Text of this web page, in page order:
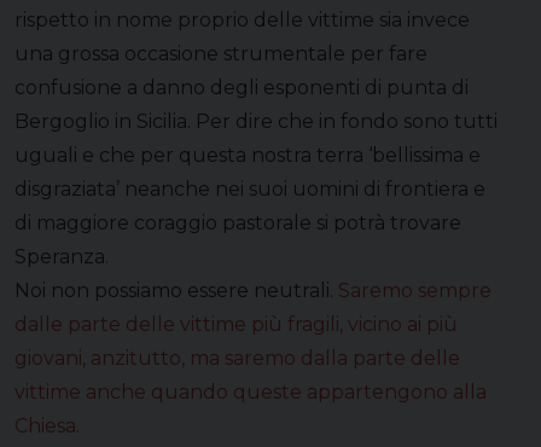
rispetto in nome proprio delle vittime sia invece
una grossa occasione strumentale per fare
confusione a danno degli esponenti di punta di
Bergoglio in Sicilia. Per dire che in fondo sono tutti
uguali e che per questa nostra terra ‘bellissima e
disgraziata’ neanche nei suoi uomini di frontiera e
di maggiore coraggio pastorale si potrà trovare
Speranza.
Noi non possiamo essere neutrali. Saremo sempre
dalle parte delle vittime più fragili, vicino ai più
giovani, anzitutto, ma saremo dalla parte delle
vittime anche quando queste appartengono alla
Chiesa.